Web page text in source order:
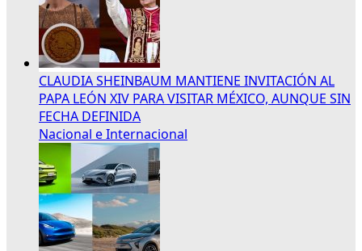
CLAUDIA SHEINBAUM MANTIENE INVITACIÓN AL
PAPA LEÓN XIV PARA VISITAR MÉXICO, AUNQUE SIN
FECHA DEFINIDA
Nacional e Internacional